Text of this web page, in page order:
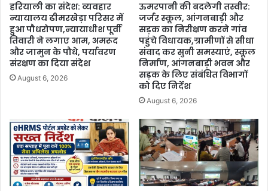
हरियाली का संदेश: व्यवहार
न्यायालय ढीमरखेड़ा परिसर में
हुआ पौधरोपण,न्यायाधीश पूर्वी
तिवारी ने लगाए आम, अमरूद
और जामुन के पौधे, पर्यावरण
संरक्षण का दिया संदेश
August 6, 2026
ऊमरपानी की बदलेगी तस्वीर:
जर्जर स्कूल, आंगनबाड़ी और
सड़क का निरीक्षण करने गांव
पहुंचे विधायक,ग्रामीणों से सीधा
संवाद कर सुनी समस्याएं, स्कूल
निर्माण, आंगनबाड़ी भवन और
सड़क के लिए संबंधित विभागों
को दिए निर्देश
August 6, 2026